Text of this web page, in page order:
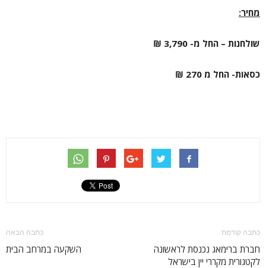
מחיר:
שולחנות – החל מ- 3,790 ₪
כסאות- החל מ 270 ₪
כתבה קודמת
חברת ברימאג נכנסת לראשונה
לקטגורית מקררי יין בישראל
כתבה הבאה
השקעה במרחב הבית